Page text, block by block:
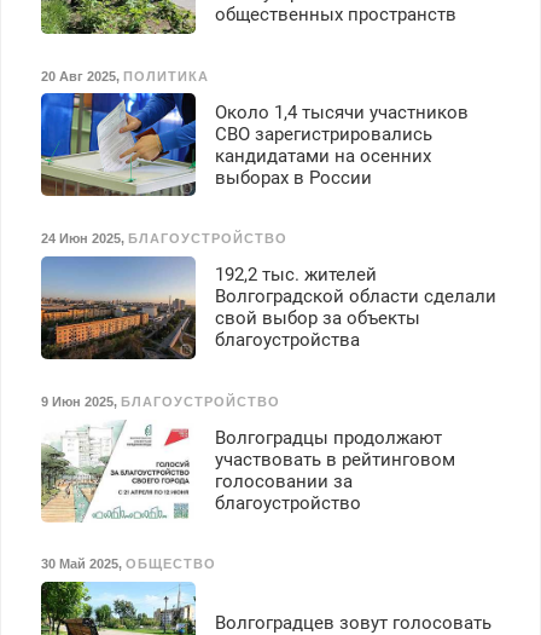
общественных пространств
20 Авг 2025, ПОЛИТИКА
Около 1,4 тысячи участников
СВО зарегистрировались
кандидатами на осенних
выборах в России
24 Июн 2025, БЛАГОУСТРОЙСТВО
192,2 тыс. жителей
Волгоградской области сделали
свой выбор за объекты
благоустройства
9 Июн 2025, БЛАГОУСТРОЙСТВО
Волгоградцы продолжают
участвовать в рейтинговом
голосовании за
благоустройство
30 Май 2025, ОБЩЕСТВО
Волгоградцев зовут голосовать